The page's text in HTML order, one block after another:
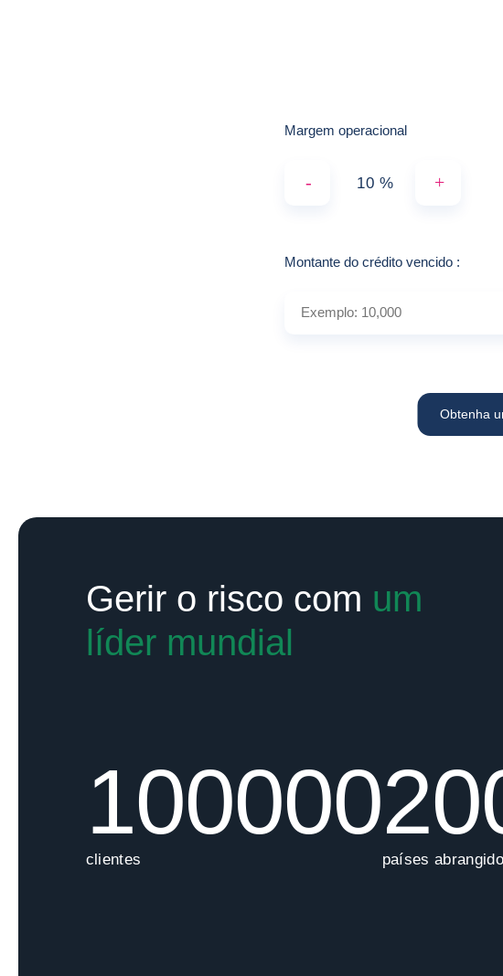
Margem operacional
- % +
Montante do crédito vencido :
Obtenha
Gerir o risco com um
líder mundial
100000
clientes países